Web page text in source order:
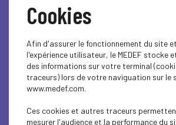
Dans ce numéro du mois d'octobre, nous
les lèvres, à la maison, au travail, dans la rue,
Universel et intergénérationnel, le
beaucoup une pratique quotidienne.
d’entreprise, le travail en réseau est une
travers.
Cookies
Afin d'assurer le fonctionnement du site
l'expérience utilisateur, le MEDEF stocke
des informations sur votre terminal
traceurs) lors de votre naviguation sur le
www.medef.com.
Ces cookies et autres traceurs
mesurer l'audience et la performance du